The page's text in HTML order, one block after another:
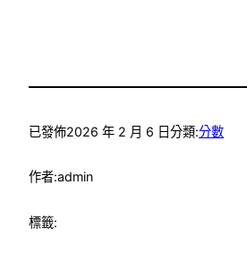
已發佈2026 年 2 月 6 日分類:分數
作者:admin
標籤: